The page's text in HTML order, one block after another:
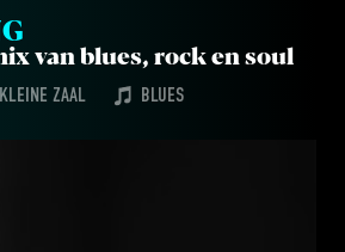
van blues, rock en soul
ZAAL BLUES